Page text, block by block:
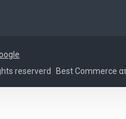
reserverd
Best Commerce